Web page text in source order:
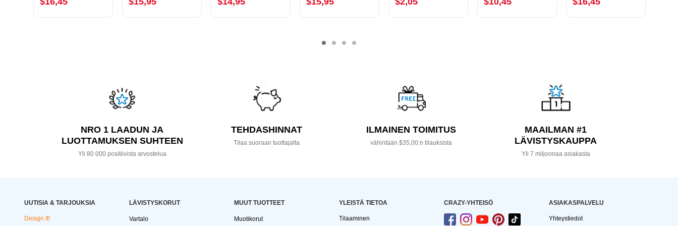
NRO 1 LAADUN JA
LUOTTAMUKSEN SUHTEEN
Yli 80 000 positiivista arvostelua
TEHDASHINNAT
Tilaa suoraan tuottajalta
ILMAINEN TOIMITUS
vähintään $35,00:n tilauksista
MAAILMAN #1
LÄVISTYSKAUPPA
Yli 7 miljoonaa asiakasta
UUTISIA & TARJOUKSIA
Design It!
LÄVISTYSKORUT
Vartalo
MUUT TUOTTEET
Muotikorut
YLEISTÄ TIETOA
Tilaaminen
CRAZY-YHTEISÖ ASIAKASPALVELU
Yhteystiedot